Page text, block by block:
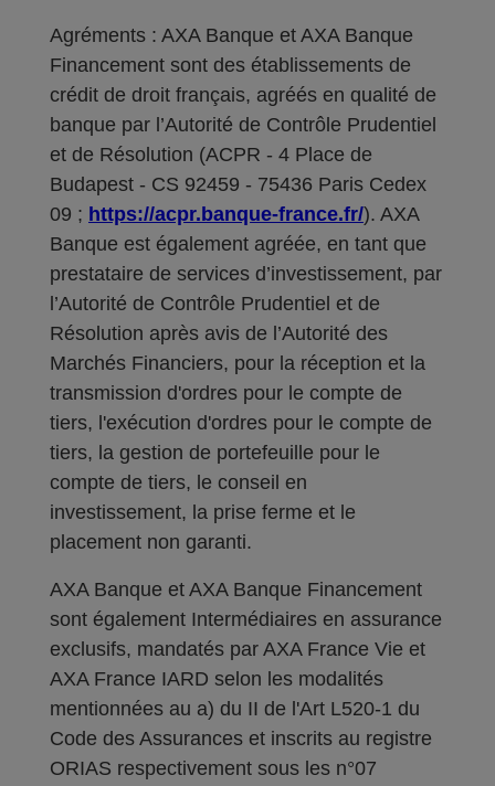
Agréments : AXA Banque et AXA Banque
Financement sont des établissements de
crédit de droit français, agréés en qualité de
banque par l’Autorité de Contrôle Prudentiel
et de Résolution (ACPR - 4 Place de
Budapest - CS 92459 - 75436 Paris Cedex
09 ; https://acpr.banque-france.fr/). AXA
Banque est également agréée, en tant que
prestataire de services d’investissement, par
l’Autorité de Contrôle Prudentiel et de
Résolution après avis de l’Autorité des
Marchés Financiers, pour la réception et la
transmission d'ordres pour le compte de
tiers, l'exécution d'ordres pour le compte de
tiers, la gestion de portefeuille pour le
compte de tiers, le conseil en
investissement, la prise ferme et le
placement non garanti.
AXA Banque et AXA Banque Financement
sont également Intermédiaires en assurance
exclusifs, mandatés par AXA France Vie et
AXA France IARD selon les modalités
mentionnées au a) du II de l'Art L520-1 du
Code des Assurances et inscrits au registre
ORIAS respectivement sous les n°07